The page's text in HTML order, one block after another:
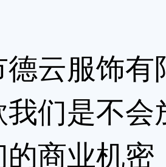
德云服饰
我们是不
的商业机